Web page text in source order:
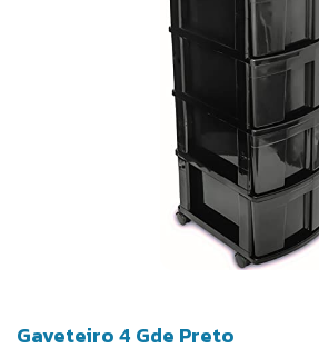
Gaveteiro 4 Gde Preto